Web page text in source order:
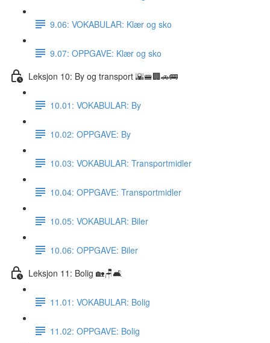
9.06: VOKABULAR: Klær og sko
9.07: OPPGAVE: Klær og sko
Leksjon 10: By og transport 🌇🚝🏢🚗🚌
10.01: VOKABULAR: By
10.02: OPPGAVE: By
10.03: VOKABULAR: Transportmidler
10.04: OPPGAVE: Transportmidler
10.05: VOKABULAR: Biler
10.06: OPPGAVE: Biler
Leksjon 11: Bolig 🏡🪑🛋
11.01: VOKABULAR: Bolig
11.02: OPPGAVE: Bolig